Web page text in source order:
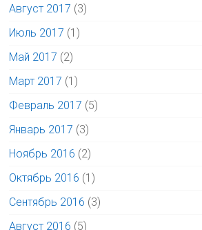
Август 2017 (3)
Июль 2017 (1)
Май 2017 (2)
Март 2017 (1)
Февраль 2017 (5)
Январь 2017 (3)
Ноябрь 2016 (2)
Октябрь 2016 (1)
Сентябрь 2016 (3)
Август 2016 (5)